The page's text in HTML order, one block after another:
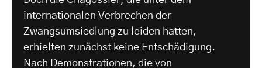
internationalen Verbrechen der
Zwangsumsiedlung zu leiden hatten,
erhielten zunächst keine Entschädigung.
Nach Demonstrationen, die von